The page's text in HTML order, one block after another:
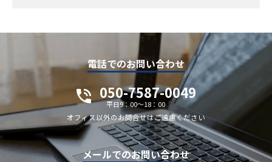
電話でのお問い合わせ
050-7587-0049
平日9：00～18：00
オフィス以外のお問合せはご遠慮ください
メールでのお問い合わせ